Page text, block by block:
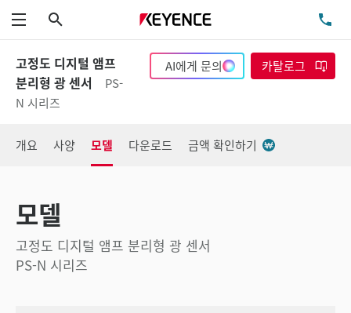
메뉴
고정도 디지털 앰프
분리형 광 센서
PS-
N 시리즈
AI에게 문의 카탈로그
개요 사양 모델 다운로드 금액 확인하기
모델
고정도 디지털 앰프 분리형 광 센서
PS-N 시리즈